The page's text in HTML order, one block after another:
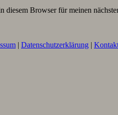
diesem Browser für meinen
| Datenschutzerklärung |